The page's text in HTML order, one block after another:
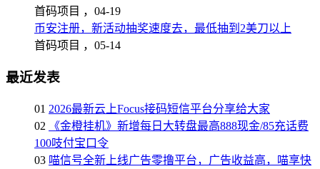
首码项目 ， 04-19
币安注册，新活动抽奖速度去，最低抽到2美刀以上
首码项目 ， 05-14
最近发表
01 2026最新云上Focus接码短信平台分享给大家
02
《金橙挂机》新增每日大转盘最高888现金/85充话费
100吱付宝口令
03 喵信号全新上线广告零撸平台，广告收益高，喵享快